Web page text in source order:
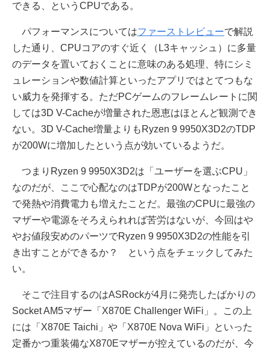
できる、というCPUである。
パフォーマンスについてはファーストレビューで解説
した通り、CPUコアのすぐ近く（L3キャッシュ）に多量
のデータを置いておくことに意味のある処理、特にシミ
ュレーションや数値計算といったアプリではとてつもな
い威力を発揮する。ただPCゲームのフレームレートに関
しては3D V-Cacheが増量された恩恵はほとんど観測でき
ない。3D V-Cache増量よりもRyzen 9 9950X3D2のTDP
が200Wに増加したという点が効いているようだ。
つまりRyzen 9 9950X3D2は「ユーザーを選ぶCPU」
なのだが、ここで心配なのはTDPが200Wとなったこと
で発熱や消費電力も増えたことだ。最強のCPUに最強の
マザーや電源をそろえられれば苦労はないが、今回はや
やお値段安めのパーツでRyzen 9 9950X3D2の性能を引
き出すことができるか？ という点をチェックしてみた
い。
そこで注目するのはASRockが4月に発売したばかりの
Socket AM5マザー「X870E Challenger WiFi」。この上
には「X870E Taichi」や「X870E Nova WiFi」といった
定番かつ重装備なX870Eマザーが控えているのだが、今